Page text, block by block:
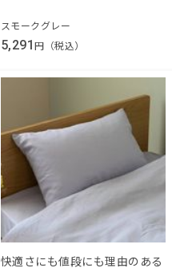
スモークグレー
5,291 円（税込）
快適さにも値段にも理由のある